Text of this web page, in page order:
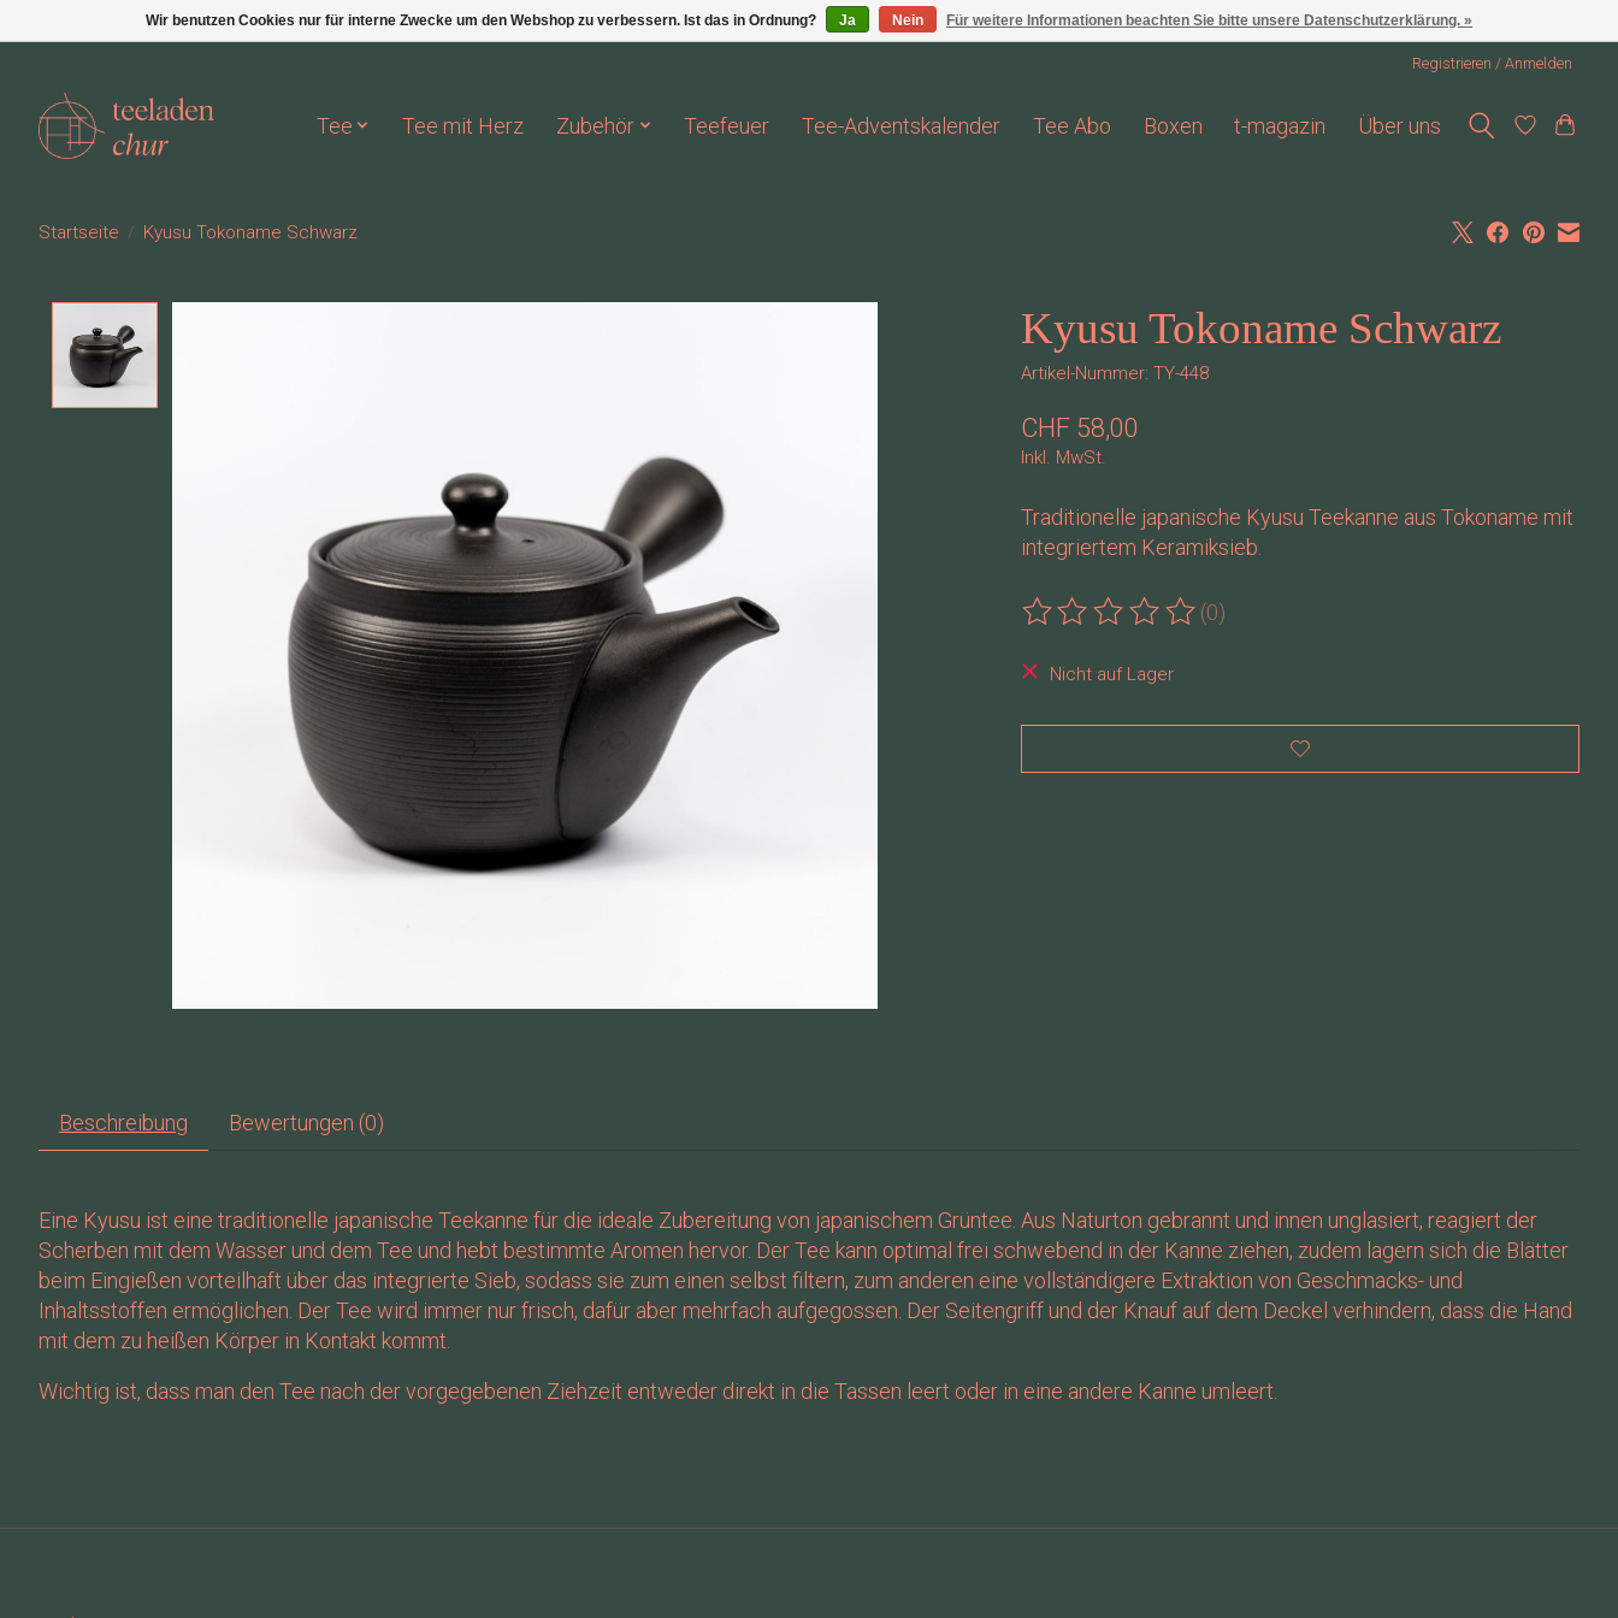
Registrieren / Anmelden
Tee Tee mit Herz Zubehör Teefeuer Tee-Adventskalender Tee Abo Boxen t-magazin Über uns
Startseite / Kyusu Tokoname Schwarz
Kyusu Tokoname Schwarz
Artikel-Nummer: TY-448
CHF 58,00
Inkl. MwSt.
Traditionelle japanische Kyusu Teekanne aus Tokoname mit
integriertem Keramiksieb.
Die Bewertung dieses Produkts ist
(0)
Nicht auf Lager
Beschreibung Bewertungen (0)
Eine Kyusu ist eine traditionelle japanische Teekanne für die ideale Zubereitung von japanischem Grüntee. Aus Naturton gebrannt und innen unglasiert, reagiert der
Scherben mit dem Wasser und dem Tee und hebt bestimmte Aromen hervor. Der Tee kann optimal frei schwebend in der Kanne ziehen, zudem lagern sich die Blätter
beim Eingießen vorteilhaft über das integrierte Sieb, sodass sie zum einen selbst filtern, zum anderen eine vollständigere Extraktion von Geschmacks- und
Inhaltsstoffen ermöglichen. Der Tee wird immer nur frisch, dafür aber mehrfach aufgegossen. Der Seitengriff und der Knauf auf dem Deckel verhindern, dass die Hand
mit dem zu heißen Körper in Kontakt kommt.
Wichtig ist, dass man den Tee nach der vorgegebenen Ziehzeit entweder direkt in die Tassen leert oder in eine andere Kanne umleert.
Wir benutzen Cookies nur für interne Zwecke um den Webshop zu verbessern. Ist das in Ordnung? Ja Nein Für weitere Informationen beachten Sie bitte unsere Datenschutzerklärung. »